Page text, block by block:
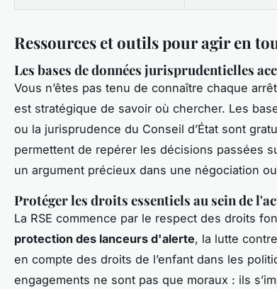
Ressources et outils pour agir en
Les bases de données jurisprudentielles
Vous n’êtes pas tenu de connaître chaque
est stratégique de savoir où chercher. Les
ou la jurisprudence du Conseil d’État sont
permettent de repérer les décisions passées
un argument précieux dans une négociation
Protéger les droits essentiels au sein de
La RSE commence par le respect des droits
protection des lanceurs d'alerte, la lutte
en compte des droits de l’enfant dans les
engagements ne sont pas que moraux : ils